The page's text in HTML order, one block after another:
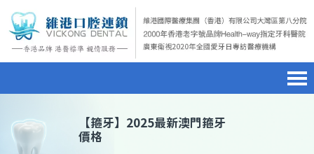
醫院簡介 hospital introduction
微信預約
【箍牙】2025最新澳門箍牙
價格